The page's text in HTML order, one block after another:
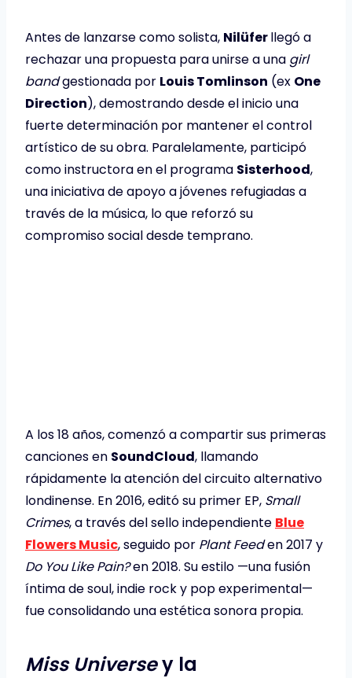
Antes de lanzarse como solista, Nilüferllegó a
rechazar una propuesta para unirse a una girl
bandgestionada por Louis Tomlinson (ex One
Direction), demostrando desde el inicio una
fuerte determinación por mantener el control
artístico de su obra. Paralelamente, participó
como instructora en el programa Sisterhood,
una iniciativa de apoyo a jóvenes refugiadas a
través de la música, lo que reforzó su
compromiso social desde temprano.
A los 18 años, comenzó a compartir sus primeras
canciones en SoundCloud, llamando
rápidamente la atención del circuito alternativo
londinense. En 2016, editó su primer EP, Small
Crimes, a través del sello independiente Blue
Flowers Music, seguido por Plant Feeden 2017 y
Do You Like Pain?en 2018. Su estilo —una fusión
íntima de soul, indie rock y pop experimental—
fue consolidando una estética sonora propia.
Miss Universey la